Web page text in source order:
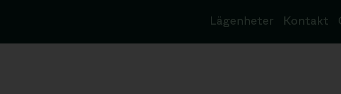
Lägenheter Kontakt